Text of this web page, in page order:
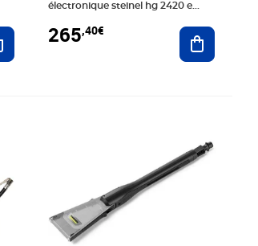
Ajouter au panier
électronique steinel hg 2420 e
265,40€ Ajouter